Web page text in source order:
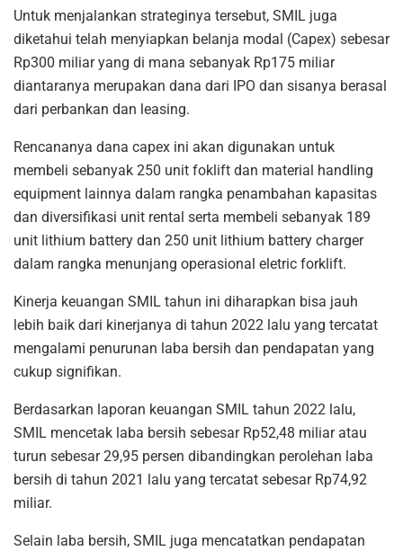
Untuk menjalankan strateginya tersebut, SMIL juga
diketahui telah menyiapkan belanja modal (Capex) sebesar
Rp300 miliar yang di mana sebanyak Rp175 miliar
diantaranya merupakan dana dari IPO dan sisanya berasal
dari perbankan dan leasing.
Rencananya dana capex ini akan digunakan untuk
membeli sebanyak 250 unit foklift dan material handling
equipment lainnya dalam rangka penambahan kapasitas
dan diversifikasi unit rental serta membeli sebanyak 189
unit lithium battery dan 250 unit lithium battery charger
dalam rangka menunjang operasional eletric forklift.
Kinerja keuangan SMIL tahun ini diharapkan bisa jauh
lebih baik dari kinerjanya di tahun 2022 lalu yang tercatat
mengalami penurunan laba bersih dan pendapatan yang
cukup signifikan.
Berdasarkan laporan keuangan SMIL tahun 2022 lalu,
SMIL mencetak laba bersih sebesar Rp52,48 miliar atau
turun sebesar 29,95 persen dibandingkan perolehan laba
bersih di tahun 2021 lalu yang tercatat sebesar Rp74,92
miliar.
Selain laba bersih, SMIL juga mencatatkan pendapatan